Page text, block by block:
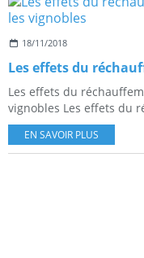
18/11/2018
Les effets du
vignobles Les effets du
EN SAVOIR PLUS